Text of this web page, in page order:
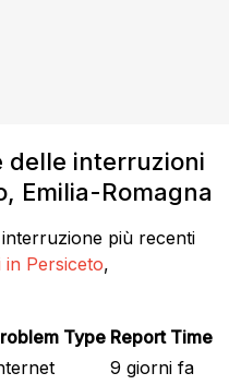
delle interruzioni
Emilia-Romagna
più recenti
in Persiceto,
Type Report Time
9 giorni fa